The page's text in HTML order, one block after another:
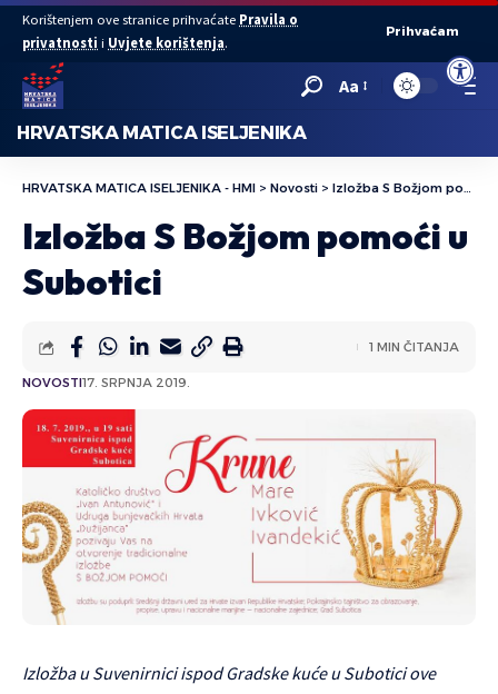
Open
Korištenjem ove stranice prihvaćate Pravila o
privatnosti i Uvjete korištenja.
Prihvaćam
Aa
HRVATSKA MATICA ISELJENIKA
HRVATSKA MATICA ISELJENIKA - HMI > Novosti > Izložba S Božjom pomoći u Subotici
Izložba S Božjom pomoći u
Subotici
NOVOSTI17. SRPNJA 2019.
1 MIN ČITANJA
Izložba u Suvenirnici ispod Gradske kuće u Subotici ove